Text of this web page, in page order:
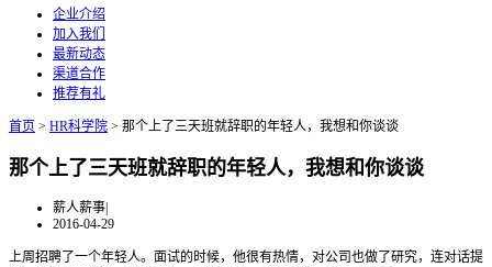
企业介绍
加入我们
最新动态
渠道合作
推荐有礼
首页 > HR科学院 > 那个上了三天班就辞职的年轻人，我想和你谈谈
那个上了三天班就辞职的年轻人，我想和你谈谈
薪人薪事|
2016-04-29
上周招聘了一个年轻人。面试的时候，他很有热情，对公司也做了研究，连对话提